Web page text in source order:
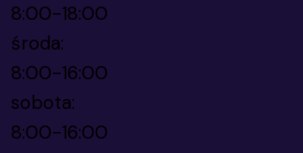
8:00-18:00
środa:
8:00-16:00
sobota:
8:00-16:00